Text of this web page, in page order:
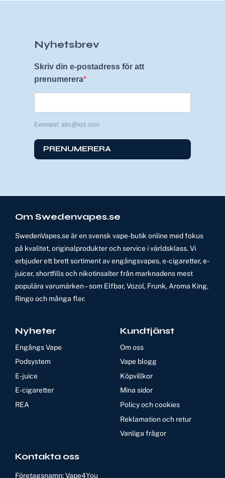
Nyhetsbrev
Skriv din e-postadress för att
prenumerera
Exempel: abc@xyz.com
PRENUMERERA
Om Swedenvapes.se
SwedenVapes.se är en svensk vape-butik online med fokus
på kvalitet, originalprodukter och service i världsklass. Vi
erbjuder ett brett sortiment av engångsvapes, e-cigaretter, e-
juicer, shortfills och nikotinsalter från marknadens mest
populära varumärken – som Elfbar, Vozol, Frunk, Aroma King,
Ringo och många fler.
Nyheter
Engångs Vape
Podsystem
E-juice
E-cigaretter
REA
Kundtjänst
Om oss
Vape blogg
Köpvillkor
Mina sidor
Policy och cookies
Reklamation och retur
Vanliga frågor
Kontakta oss
Företagsnamn: Vape4You